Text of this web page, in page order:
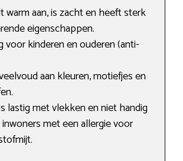
warm aan, is zacht en heeft sterk
eigenschappen.
voor kinderen en ouderen (anti-
aan kleuren, motiefjes en
lastig met vlekken en niet handig
met een allergie voor